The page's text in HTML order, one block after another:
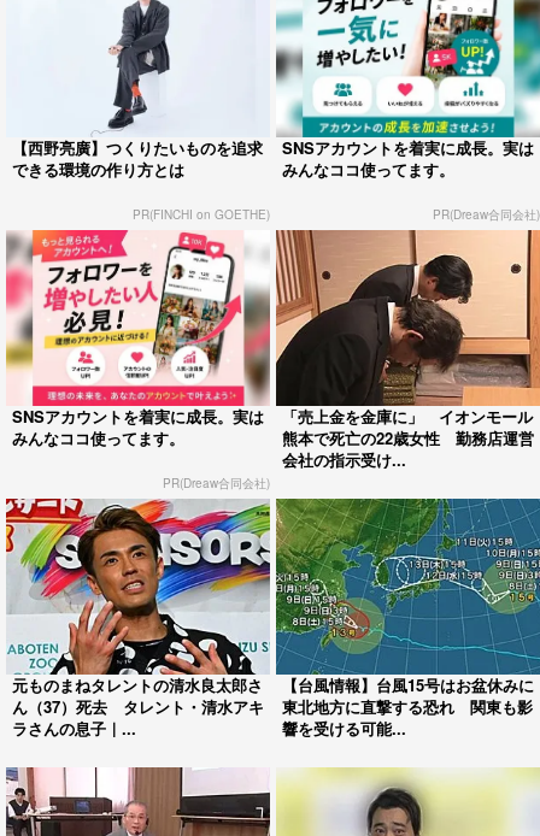
【西野亮廣】つくりたいものを追求
できる環境の作り方とは
PR(FINCHI on GOETHE)
SNSアカウントを着実に成長。実は
みんなココ使ってます。
PR(Dreaw合同会社)
SNSアカウントを着実に成長。実は
みんなココ使ってます。
PR(Dreaw合同会社)
「売上金を金庫に」 イオンモール
熊本で死亡の22歳女性 勤務店運営
会社の指示受け...
元ものまねタレントの清水良太郎さ
ん（37）死去 タレント・清水アキ
ラさんの息子｜...
【台風情報】台風15号はお盆休みに
東北地方に直撃する恐れ 関東も影
響を受ける可能...